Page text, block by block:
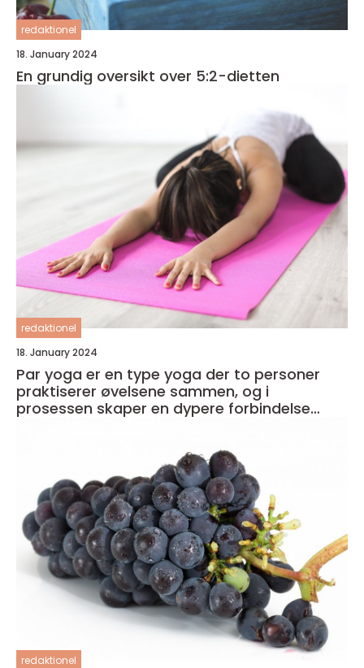
redaktionel
18. January 2024
En grundig oversikt over 5:2-dietten
redaktionel
18. January 2024
Par yoga er en type yoga der to personer
praktiserer øvelsene sammen, og i
prosessen skaper en dypere forbindelse
redaktionel